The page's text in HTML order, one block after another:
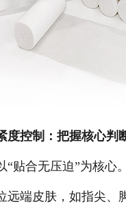
度控制：把握核心判
合无压迫”为核心
远端皮肤，如指尖、